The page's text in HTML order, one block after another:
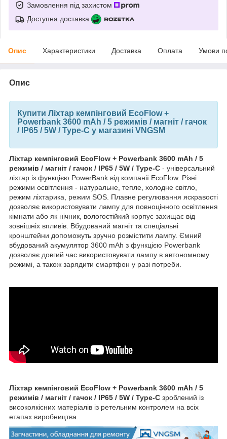
Замовлення під захистом
Доступна доставка
Опис Характеристики Доставка Оплата Умови
Опис
Купити Ліхтар кемпінговий EcoFlow +
Powerbank 3600 mAh / 5 режимів / магніт / гачок
/ IP65 / 5W / Type-C у магазині VNGSM
Ліхтар кемпінговий EcoFlow + Powerbank 3600 mAh / 5
режимів / магніт / гачок / IP65 / 5W / Type-C - універсальний
ліхтар із функцією PowerBank від компанії EcoFlow. Різні
режими освітлення - натуральне, тепле, холодне світло,
режим ліхтарика, режим SOS. Плавне регулювання яскравості
дозволяє використовувати лампу для повноцінного освітлення
кімнати або як нічник, вологостійкий корпус захищає від
зовнішніх впливів. Вбудований магніт та спеціальні
кронштейни допоможуть зручно розмістити лампу. Ємний
вбудований акумулятор 3600 mAh з функцією Powerbank
дозволяє довгий час використовувати лампу в автономному
режимі, а також зарядити смартфон у разі потреби.
Ліхтар кемпінговий EcoFlow + Powerbank 3600 mAh / 5
режимів / магніт / гачок / IP65 / 5W / Type-C зроблений із
високоякісних матеріалів із ретельним контролем на всіх
етапах виробництва.